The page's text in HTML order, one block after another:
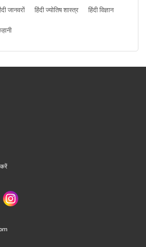
जानवरों हिंदी ज्योतिष शास्त्र
हिंदी विज्ञान